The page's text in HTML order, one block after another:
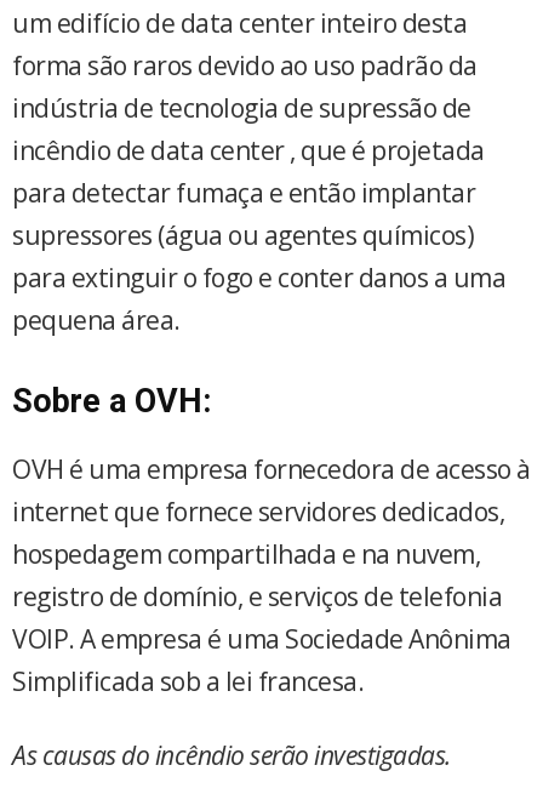
um edifício de data center inteiro desta
forma são raros devido ao uso padrão da
indústria de tecnologia de supressão de
incêndio de data center , que é projetada
para detectar fumaça e então implantar
supressores (água ou agentes químicos)
para extinguir o fogo e conter danos a uma
pequena área.
Sobre a OVH:
OVH é uma empresa fornecedora de acesso à
internet que fornece servidores dedicados,
hospedagem compartilhada e na nuvem,
registro de domínio, e serviços de telefonia
VOIP. A empresa é uma Sociedade Anônima
Simplificada sob a lei francesa.
As causas do incêndio serão investigadas.